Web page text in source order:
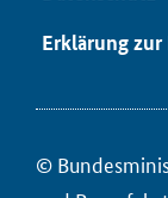
Er­klä­rung
©